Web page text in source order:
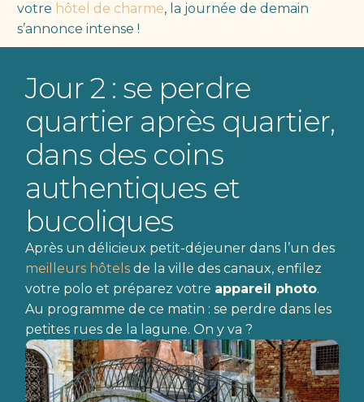
votre hôtel de charme, la journée de demain
s’annonce intense !
Jour 2 : se perdre
quartier après quartier,
dans des coins
authentiques et
bucoliques
Après un délicieux petit-déjeuner dans l’un des
meilleurs hôtelsde la ville des canaux, enfilez
votre polo et préparez votre appareil photo.
Au programme de ce matin : se perdre dans les
petites rues de la lagune. On y va ?